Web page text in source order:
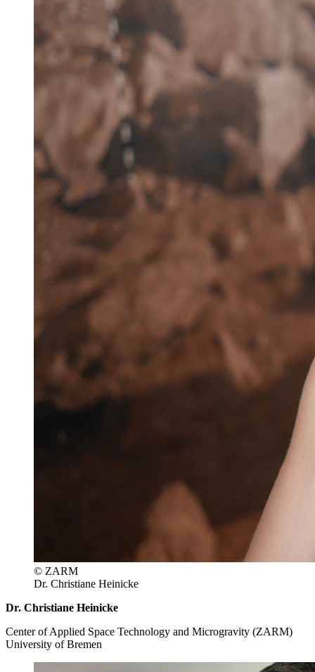
© ZARM
Dr. Christiane Heinicke
Dr. Christiane Heinicke
Center of Applied Space Technology and Microgravity (ZARM)
University of Bremen